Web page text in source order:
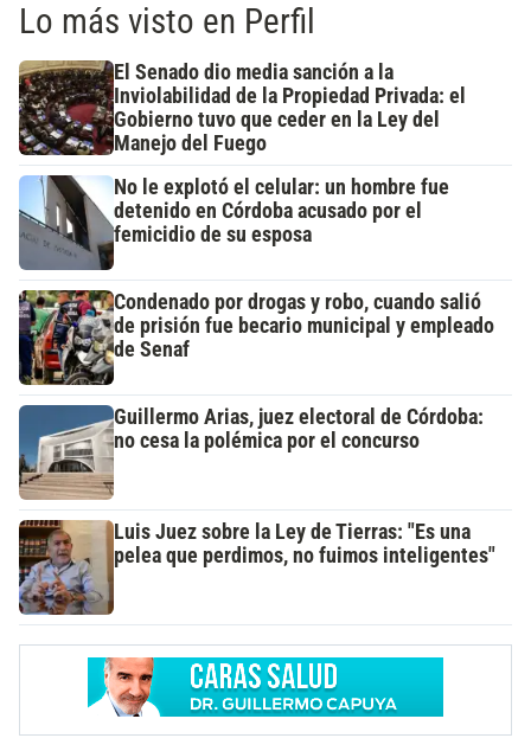
Lo más visto en Perfil
El Senado dio media sanción a la
Inviolabilidad de la Propiedad Privada: el
Gobierno tuvo que ceder en la Ley del
Manejo del Fuego
No le explotó el celular: un hombre fue
detenido en Córdoba acusado por el
femicidio de su esposa
Condenado por drogas y robo, cuando salió
de prisión fue becario municipal y empleado
de Senaf
Guillermo Arias, juez electoral de Córdoba:
no cesa la polémica por el concurso
Luis Juez sobre la Ley de Tierras: "Es una
pelea que perdimos, no fuimos inteligentes"